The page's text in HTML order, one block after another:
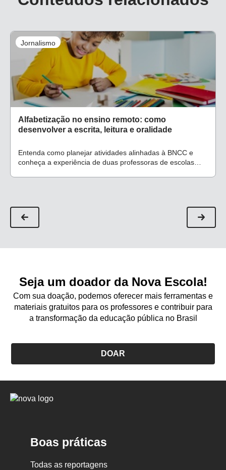
Jornalismo
Alfabetização no ensino remoto: como
desenvolver a escrita, leitura e oralidade
Entenda como planejar atividades alinhadas à BNCC e
conheça a experiência de duas professoras de escolas
Seja um doador da Nova Escola!
Com sua doação, podemos oferecer mais ferramentas e
materiais gratuitos para os professores e contribuir para
a transformação da educação pública no Brasil
DOAR
Logo
Boas práticas
Todas as reportagens